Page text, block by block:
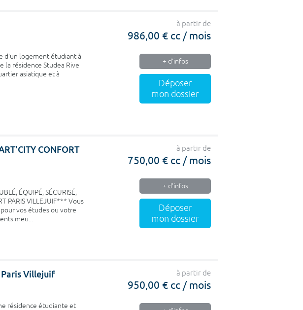
d’un logement étudiant à
la résidence Studea Rive
asiatique et à
à partir de
986,00 € cc / mois
+ d'infos
Déposer
mon dossier
CONFORT
ÉQUIPÉ, SÉCURISÉ,
PARIS VILLEJUIF*** Vous
vos études ou votre
meu...
à partir de
750,00 € cc / mois
+ d'infos
Déposer
mon dossier
Villejuif
résidence étudiante et
à partir de
950,00 € cc / mois